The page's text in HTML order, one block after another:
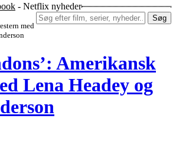
- Netflix nyheder
Søg
med
Amerikansk
Lena Headey og